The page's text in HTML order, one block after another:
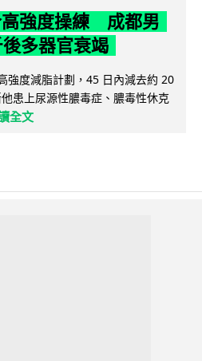
高強度操練 成都男
多器官衰竭
強度減脂計劃，45 日內減去約 20
患上尿源性膿毒症、膿毒性休克
全文